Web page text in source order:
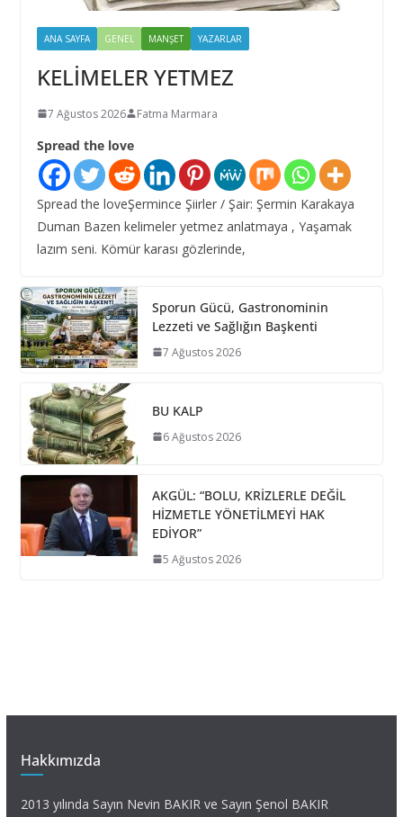
ANA SAYFA GENEL MANŞET YAZARLAR
KELİMELER YETMEZ
7 Ağustos 2026 Fatma Marmara
Spread the love
Spread the loveŞermince Şiirler / Şair: Şermin Karakaya
Duman Bazen kelimeler yetmez anlatmaya , Yaşamak
lazım seni. Kömür karası gözlerinde,
Sporun Gücü, Gastronominin
Lezzeti ve Sağlığın Başkenti
7 Ağustos 2026
BU KALP
6 Ağustos 2026
AKGÜL: “BOLU, KRİZLERLE DEĞİL
HİZMETLE YÖNETİLMEYİ HAK
EDİYOR”
5 Ağustos 2026
Hakkımızda
2013 yılında Sayın Nevin BAKIR ve Sayın Şenol BAKIR